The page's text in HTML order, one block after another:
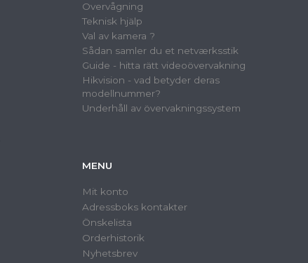
Overvågning
Teknisk hjälp
Val av kamera ?
Sådan samler du et netværksstik
Guide - hitta rätt videoövervakning
Hikvision - vad betyder deras
modellnummer?
Underhåll av övervakningssystem
MENU
Mit konto
Adressboks kontakter
Önskelista
Orderhistorik
Nyhetsbrev